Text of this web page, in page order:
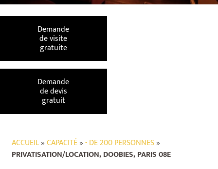
Demande
de visite
gratuite
Demande
de devis
gratuit
ACCUEIL»CAPACITÉ»- DE 200 PERSONNES»
PRIVATISATION/LOCATION, DOOBIES, PARIS 08E